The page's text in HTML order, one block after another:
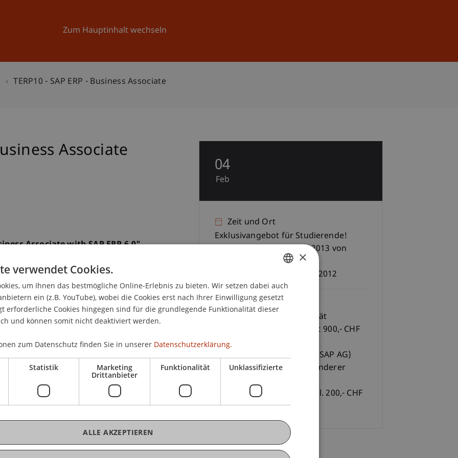
Zum Hauptinhalt wechseln
Universität Aktuelles
TERP10 - SAP ERP - Business Associate
Associate
Associate with SAP ERP 6.0".
Studenten der Universität Liechtenstein, der
Fachhochschulen belegt werden.
theoretischen Grundlagen des Enterprise
SAP ERP vermittelt. Das
anhand von Fallstudien praxisorientiert
-als Abschluss des Kurses - wird durch die SAP
Bestehen zu dem offiziellen, in der
ERP 6.0
Universität Liechtenstein statt und wird als
basierende Wissensprüfung durchgeführt.
04
Feb
Zeit und Ort
Exklusivangebot für Studierende!
Mo 04.02.2013 - Fr 15.02.2013 von
Anmeldeschluss: So 16.12.2012
Gebühren
-Studierende der Universität
Liechtenstein und der FHV: 900,- CHF
(inkl. Kursunterlagen und
Zertifizierungsgebühr der SAP AG)
-Gasthörer (Studierende anderer
(900,- CHF Kursgebühr zzgl. 200,- CHF
Gasthörerbeitrag)
GERMAN
ENGLISH
×
verwendet Cookies.
um Ihnen das bestmögliche Online-Erlebnis zu bieten. Wir setzen dabei auch
ein (z.B. YouTube), wobei die Cookies erst nach Ihrer Einwilligung gesetzt
erforderliche Cookies hingegen sind für die grundlegende Funktionalität dieser
und können somit nicht deaktiviert werden.
zum Datenschutz finden Sie in unserer Datenschutzerklärung.
Statistik Marketing
Drittanbieter
Funktionalität Unklassifizierte
ALLE AKZEPTIEREN